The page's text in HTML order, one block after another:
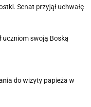
Senat przyjął uchwałę
uczniom swoją Boską
do wizyty papieża w